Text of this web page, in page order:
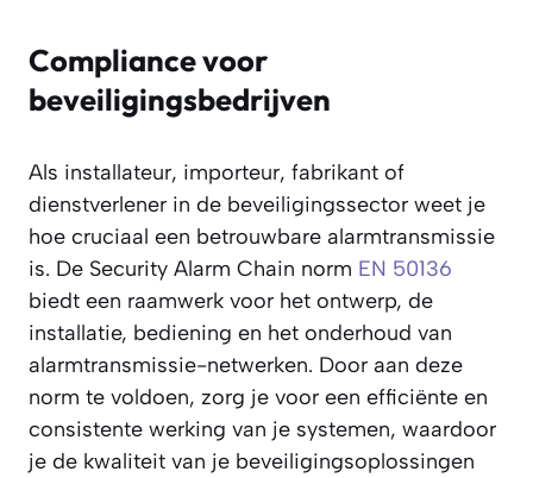
Compliance voor
beveiligingsbedrijven
Als installateur, importeur, fabrikant of
dienstverlener in de beveiligingssector weet je
hoe cruciaal een betrouwbare alarmtransmissie
is. De Security Alarm Chain norm EN 50136
biedt een raamwerk voor het ontwerp, de
installatie, bediening en het onderhoud van
alarmtransmissie-netwerken. Door aan deze
norm te voldoen, zorg je voor een efficiënte en
consistente werking van je systemen, waardoor
je de kwaliteit van je beveiligingsoplossingen